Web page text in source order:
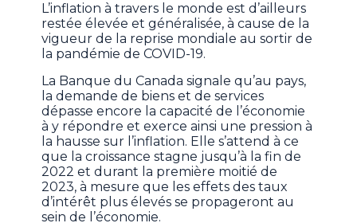
L’inflation à travers le monde est d’ailleurs
restée élevée et généralisée, à cause de la
vigueur de la reprise mondiale au sortir de
la pandémie de COVID-19.
La Banque du Canada signale qu’au pays,
la demande de biens et de services
dépasse encore la capacité de l’économie
à y répondre et exerce ainsi une pression à
la hausse sur l’inflation. Elle s’attend à ce
que la croissance stagne jusqu’à la fin de
2022 et durant la première moitié de
2023, à mesure que les effets des taux
d’intérêt plus élevés se propageront au
sein de l’économie.